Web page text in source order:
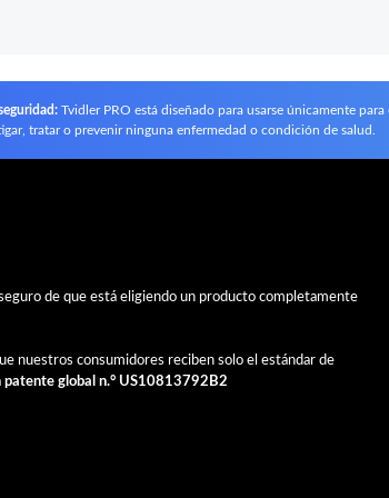
Tvidler PRO está diseñado para usarse únicamente
tratar o prevenir ninguna enfermedad o condición de salud.
de que está eligiendo un producto completamente
nuestros consumidores reciben solo el estándar de
patente global n.° US10813792B2